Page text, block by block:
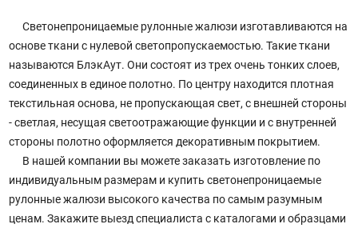
Светонепроницаемые рулонные жалюзи изготавливаются на
основе ткани с нулевой светопропускаемостью. Такие ткани
называются БлэкАут. Они состоят из трех очень тонких слоев,
соединенных в единое полотно. По центру находится плотная
текстильная основа, не пропускающая свет, с внешней стороны
- светлая, несущая светоотражающие функции и с внутренней
стороны полотно оформляется декоративным покрытием.
В нашей компании вы можете заказать изготовление по
индивидуальным размерам и купить светонепроницаемые
рулонные жалюзи высокого качества по самым разумным
ценам. Закажите выезд специалиста с каталогами и образцами